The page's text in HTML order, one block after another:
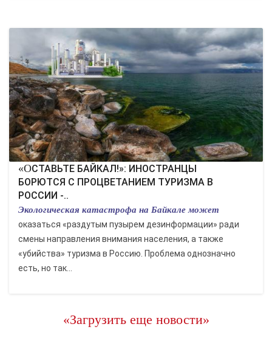
«ОСТАВЬТЕ БАЙКАЛ!»: ИНОСТРАНЦЫ
БОРЮТСЯ С ПРОЦВЕТАНИЕМ ТУРИЗМА В
РОССИИ -..
Экологическая катастрофа на Байкале может
оказаться «раздутым пузырем дезинформации» ради
смены направления внимания населения, а также
«убийства» туризма в Россию. Проблема однозначно
есть, но так...
«Загрузить еще новости»